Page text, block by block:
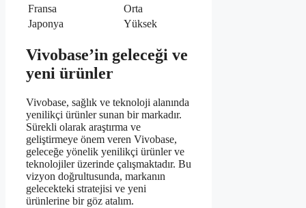
Fransa
Orta
Japonya
Yüksek
Vivobase’in geleceği ve
yeni ürünler
Vivobase, sağlık ve teknoloji alanında
yenilikçi ürünler sunan bir markadır.
Sürekli olarak araştırma ve
geliştirmeye önem veren Vivobase,
geleceğe yönelik yenilikçi ürünler ve
teknolojiler üzerinde çalışmaktadır. Bu
vizyon doğrultusunda, markanın
gelecekteki stratejisi ve yeni
ürünlerine bir göz atalım.